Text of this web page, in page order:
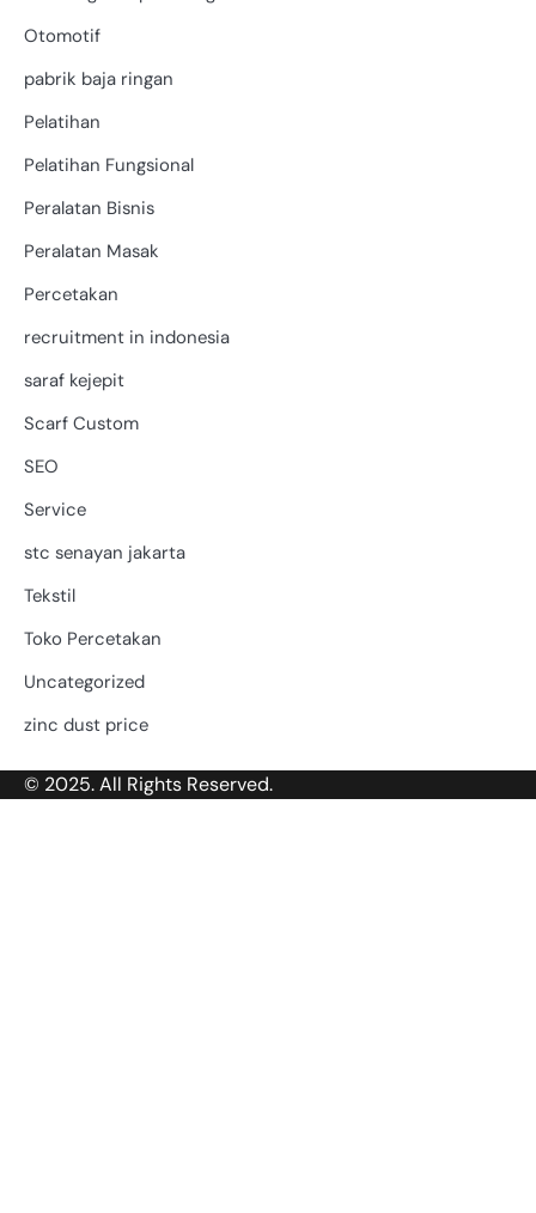
Otomotif
pabrik baja ringan
Pelatihan
Pelatihan Fungsional
Peralatan Bisnis
Peralatan Masak
Percetakan
recruitment in indonesia
saraf kejepit
Scarf Custom
SEO
Service
stc senayan jakarta
Tekstil
Toko Percetakan
Uncategorized
zinc dust price
© 2025. All Rights Reserved.